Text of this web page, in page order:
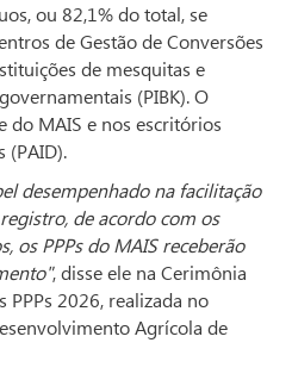
ou 82,1% do total, se
de Gestão de Conversões
de mesquitas e
(PIBK). O
do MAIS e nos escritórios
(PAID).
desempenhado na facilitação
de acordo com os
os PPPs do MAIS receberão
, disse ele na Cerimônia
PPPs 2026, realizada no
Agrícola de